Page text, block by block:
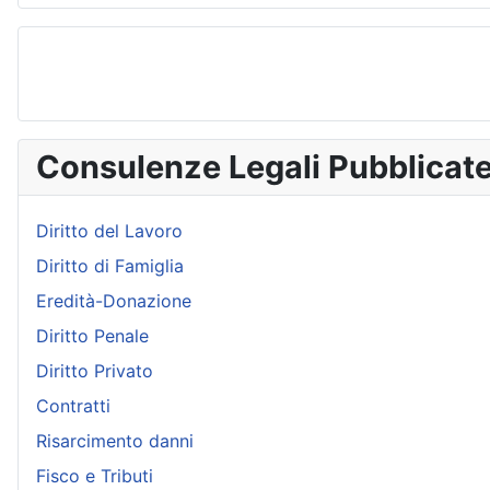
Consulenze Legali
Diritto del Lavoro
Diritto di Famiglia
Eredità-Donazione
Diritto Penale
Diritto Privato
Contratti
Risarcimento danni
Fisco e Tributi